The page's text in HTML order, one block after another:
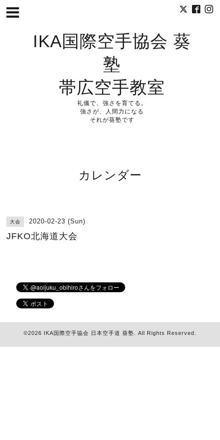
IKA国際空手協会 葵
塾
帯広空手教室
礼儀で、強さを育てる。
強さが、人間力になる
それが葵塾です
カレンダー
大会 2020-02-23 (Sun)
JFKO北海道大会
©2026 IKA国際空手協会 日本空手道 葵塾 . All Rights Reserved.